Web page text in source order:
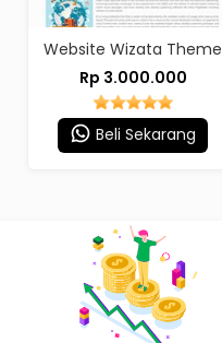
Website Wizata Theme
Rp 3.000.000
Beli Sekarang